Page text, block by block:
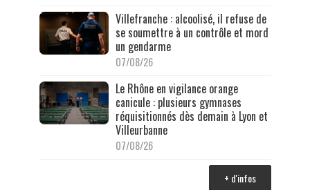
Villefranche : alcoolisé, il refuse de
se soumettre à un contrôle et mord
un gendarme
07/08/26
Le Rhône en vigilance orange
canicule : plusieurs gymnases
réquisitionnés dès demain à Lyon et
Villeurbanne
07/08/26
+ d'infos